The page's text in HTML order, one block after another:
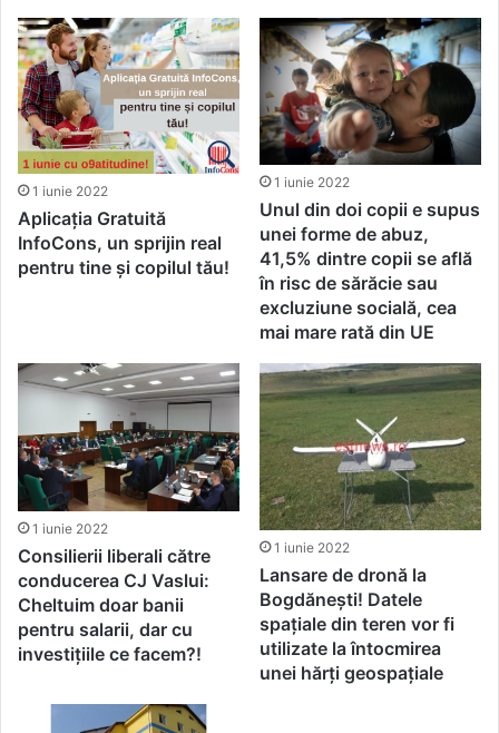
1 iunie 2022
Aplicația Gratuită
InfoCons, un sprijin real
pentru tine și copilul tău!
1 iunie 2022
Unul din doi copii e supus
unei forme de abuz,
41,5% dintre copii se află
în risc de sărăcie sau
excluziune socială, cea
mai mare rată din UE
1 iunie 2022
Consilierii liberali către
conducerea CJ Vaslui:
Cheltuim doar banii
pentru salarii, dar cu
investițiile ce facem?!
1 iunie 2022
Lansare de dronă la
Bogdănești! Datele
spațiale din teren vor fi
utilizate la întocmirea
unei hărți geospațiale